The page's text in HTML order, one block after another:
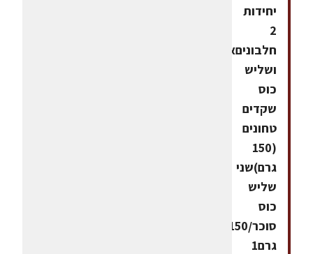
יחידות
2
חלבוניםאחד
ושליש
כוס
שקדים
טחונים
(150
גרם)שני
שליש
כוס
סוכר/150
גרם1